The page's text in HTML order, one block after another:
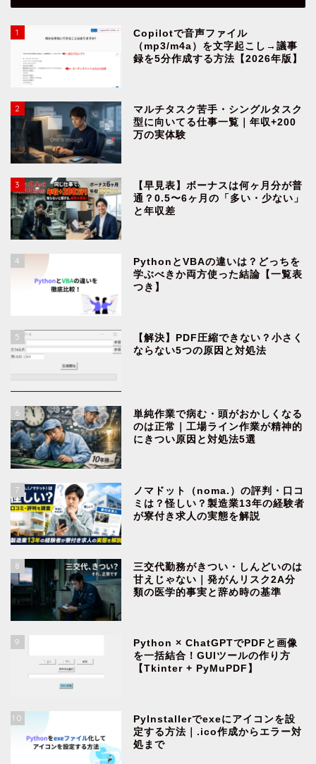
1
Copilotで音声ファイル
（mp3/m4a）を文字起こし→議事
録を5分作成する方法【2026年版】
2
マルチタスク苦手・シングルタスク
型に向いてる仕事一覧｜年収+200
万の実体験
3
【早見表】ボーナスは何ヶ月分が普
通？0.5〜6ヶ月の「多い・少ない」
と年収差
4
PythonとVBAの違いは？どっちを
学ぶべきか両方使った結論【一覧表
つき】
5
【解決】PDF圧縮できない？小さく
ならない5つの原因と対処法
6
単純作業で病む・頭がおかしくなる
のは正常｜工場ライン作業が精神的
にきつい原因と対処法5選
7
ノマドット（noma.）の評判・口コ
ミは？怪しい？製造業13年の経験者
が寮付き求人の実態を解説
8
三交代勤務がきつい・しんどいのは
甘えじゃない｜発がんリスク2A分
類の医学的事実と辞め時の基準
9
Python × ChatGPTでPDFと画像
を一括結合！GUIツールの作り方
【Tkinter + PyMuPDF】
10
PyInstallerでexeにアイコンを設
定する方法｜.ico作成からエラー対
処まで